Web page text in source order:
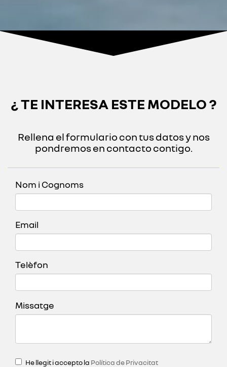
¿ TE INTERESA ESTE MODELO ?
Rellena el formulario con tus datos y nos
pondremos en contacto contigo.
Nom i Cognoms
Email
Telèfon
Missatge
He llegit i accepto la Política de Privacitat